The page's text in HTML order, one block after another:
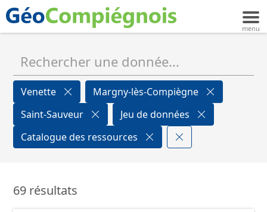
Venette
Margny-lès-Compiègne
Saint-Sauveur
Jeu de données
Catalogue des ressources
69 résultats